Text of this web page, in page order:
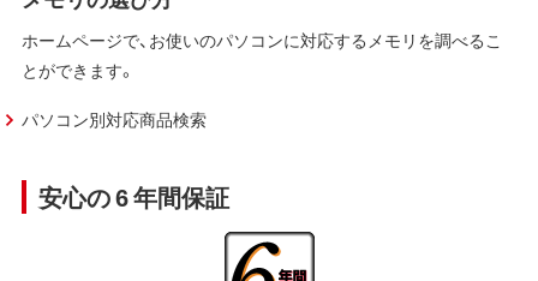
ホームページで、お使いのパソコンに対応するメモリを調べるこ
とができます。
パソコン別対応商品検索
安心の 6 年間保証